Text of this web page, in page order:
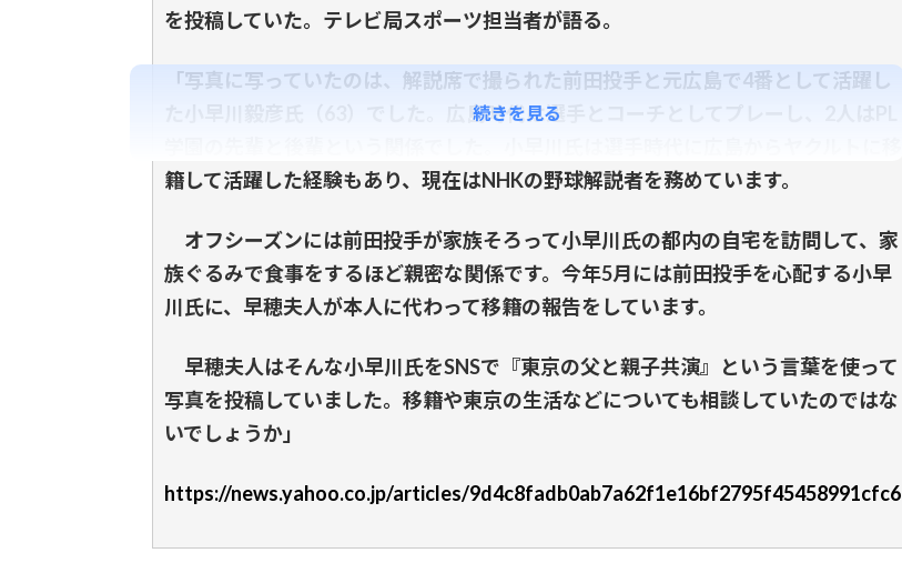
を投稿していた。テレビ局スポーツ担当者が語る。
「写真に写っていたのは、解説席で撮られた前田投手と元広島で4番として活躍し
た小早川毅彦氏（63）でした。広島時代は選手とコーチとしてプレーし、2人はPL
籍して活躍した経験もあり、現在はNHKの野球解説者を務めています。
オフシーズンには前田投手が家族そろって小早川氏の都内の自宅を訪問して、家
族ぐるみで食事をするほど親密な関係です。今年5月には前田投手を心配する小早
川氏に、早穂夫人が本人に代わって移籍の報告をしています。
早穂夫人はそんな小早川氏をSNSで『東京の父と親子共演』という言葉を使って
写真を投稿していました。移籍や東京の生活などについても相談していたのではな
いでしょうか」
https://news.yahoo.co.jp/articles/9d4c8fadb0ab7a62f1e16bf2795f45458991cfc6
続きを見る